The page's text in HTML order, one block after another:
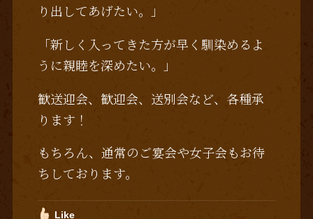
り出してあげたい。」
「新しく入ってきた方が早く馴染めるよ
うに親睦を深めたい。」
歓送迎会、歓迎会、送別会など、各種承
ります！
もちろん、通常のご宴会や女子会もお待
ちしております。
Like